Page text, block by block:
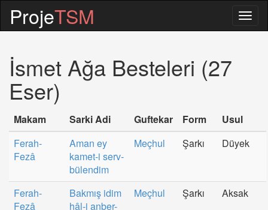
ProjeTSM
İsmet Ağa Besteleri (27
Eser)
Makam Sarki Adi Guftekar Form
Usul
Ferah-
Fezâ
Aman ey
kamet-i serv-
bülendim
Meçhul Şarkı Düyek
Ferah-
Fezâ
Bakmış idim
hâl-i anber-
Meçhul Şarkı Aksak